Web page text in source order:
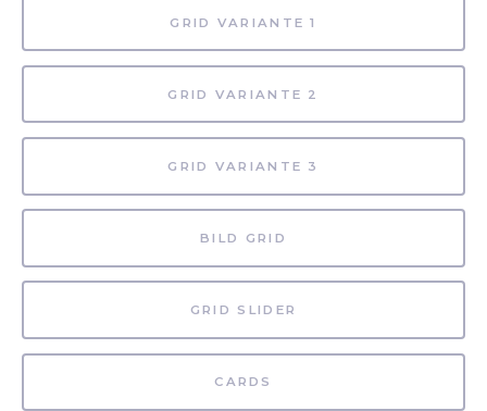
GRID VARIANTE 1
GRID VARIANTE 2
GRID VARIANTE 3
BILD GRID
GRID SLIDER
CARDS